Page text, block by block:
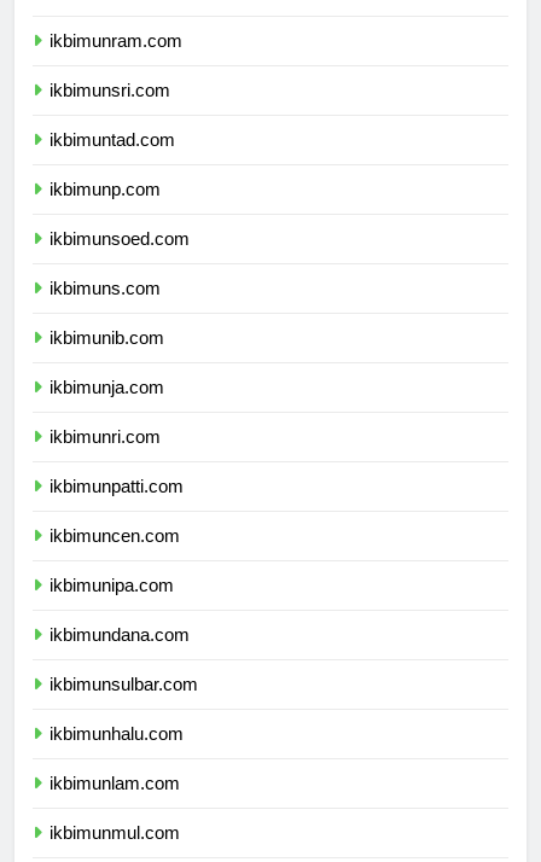
ikbimunram.com
ikbimunsri.com
ikbimuntad.com
ikbimunp.com
ikbimunsoed.com
ikbimuns.com
ikbimunib.com
ikbimunja.com
ikbimunri.com
ikbimunpatti.com
ikbimuncen.com
ikbimunipa.com
ikbimundana.com
ikbimunsulbar.com
ikbimunhalu.com
ikbimunlam.com
ikbimunmul.com